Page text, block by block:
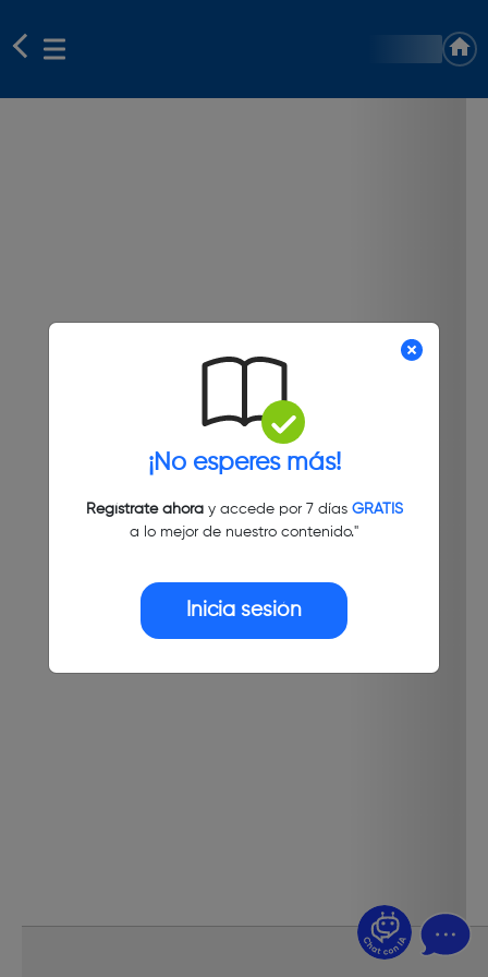
¡No esperes más!
Regístrate ahoray accede por 7 días GRATIS
a lo mejor de nuestro contenido."
Inicia sesión